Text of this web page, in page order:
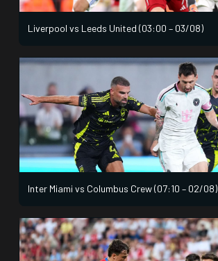
Liverpool vs Leeds United (03:00 – 03/08)
Inter Miami vs Columbus Crew (07:10 – 02/08)